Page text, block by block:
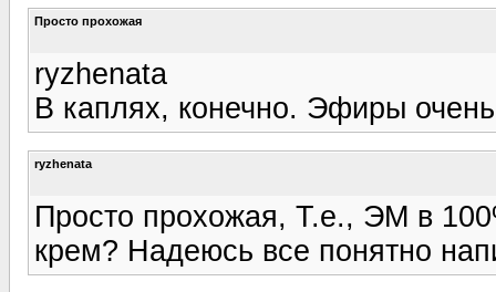
Просто прохожая
ryzhenata
В каплях, конечно. Эфиры
ryzhenata
Просто прохожая, Т.е., ЭМ в
крем? Надеюсь все понятно